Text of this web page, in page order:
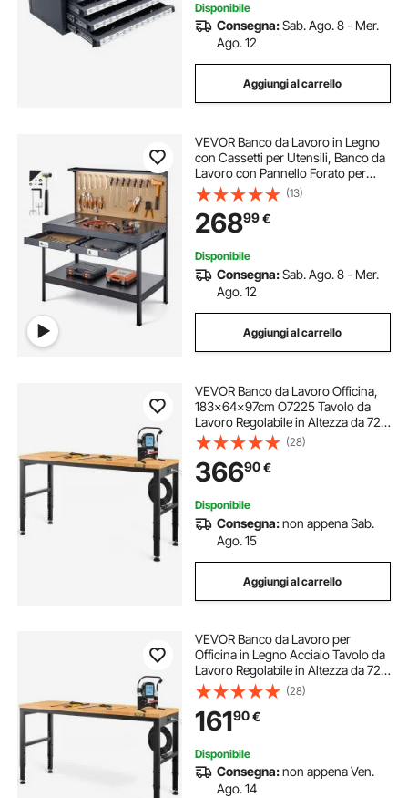
Disponibile
Consegna:Sab. Ago. 8 - Mer.
Ago. 12
Aggiungi al carrello
VEVOR Banco da Lavoro in Legno
con Cassetti per Utensili, Banco da
Lavoro con Pannello Forato per
Officina, Carico Max. 110 kg, 4
Prese CA e 2 Porte USB, Cavo da
1,5 m e 30 Ganci, 150 x 61 x 120 cm
(13)
26899€
Disponibile
Consegna:Sab. Ago. 8 - Mer.
Ago. 12
Aggiungi al carrello
VEVOR Banco da Lavoro Officina,
183x64x97cm O7225 Tavolo da
Lavoro Regolabile in Altezza da 72 a
97 cm per Garage, Officine, Negozi
Commerciali, Officine di Riparazioni
Automobilistiche, Uffici e Case
(28)
36690€
Disponibile
Consegna:non appena Sab.
Ago. 15
Aggiungi al carrello
VEVOR Banco da Lavoro per
Officina in Legno Acciaio Tavolo da
Lavoro Regolabile in Altezza da 72-
97 cm per Garage, Officine, Negozi
Commerciali, Officine di Riparazioni
Automobilistiche, Uffici, Case
(28)
16190€
Disponibile
Consegna:non appena Ven.
Ago. 14